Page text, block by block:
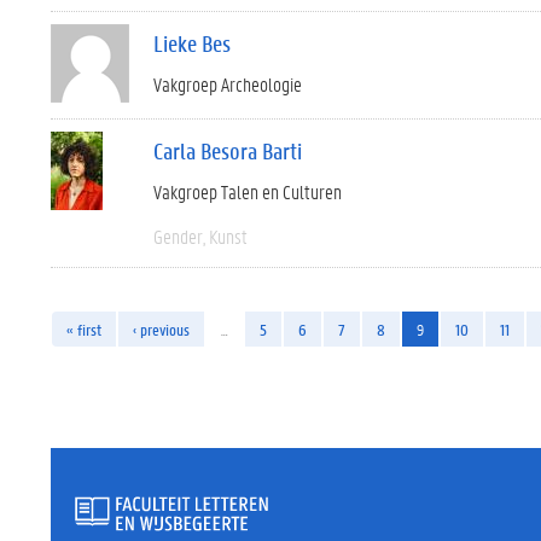
Lieke Bes
Vakgroep Archeologie
Carla Besora Barti
Vakgroep Talen en Culturen
Gender Kunst
« first ‹ previous 5 6 7 8 9 10 11